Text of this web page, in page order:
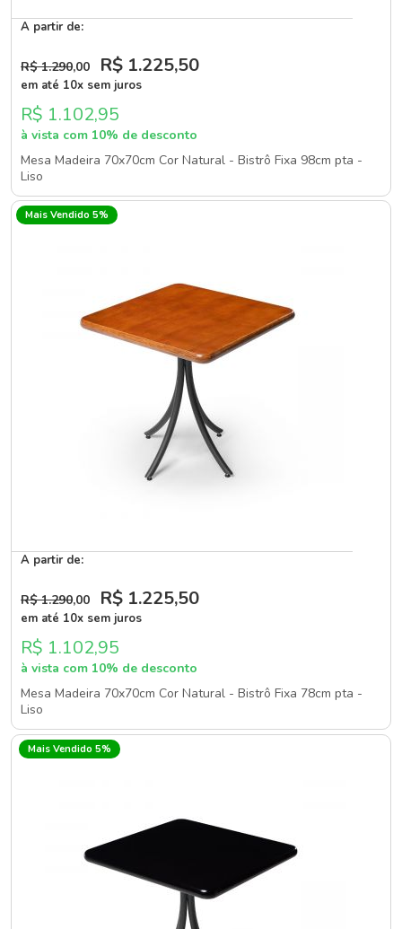
A partir de:
R$ 1.290,00 R$ 1.225,50
em até 10x sem juros
R$ 1.102,95
à vista com 10% de desconto
Mesa Madeira 70x70cm Cor Natural - Bistrô Fixa 98cm pta -
Liso
Mais Vendido 5%
A partir de:
R$ 1.290,00 R$ 1.225,50
em até 10x sem juros
R$ 1.102,95
à vista com 10% de desconto
Mesa Madeira 70x70cm Cor Natural - Bistrô Fixa 78cm pta -
Liso
Mais Vendido 5%